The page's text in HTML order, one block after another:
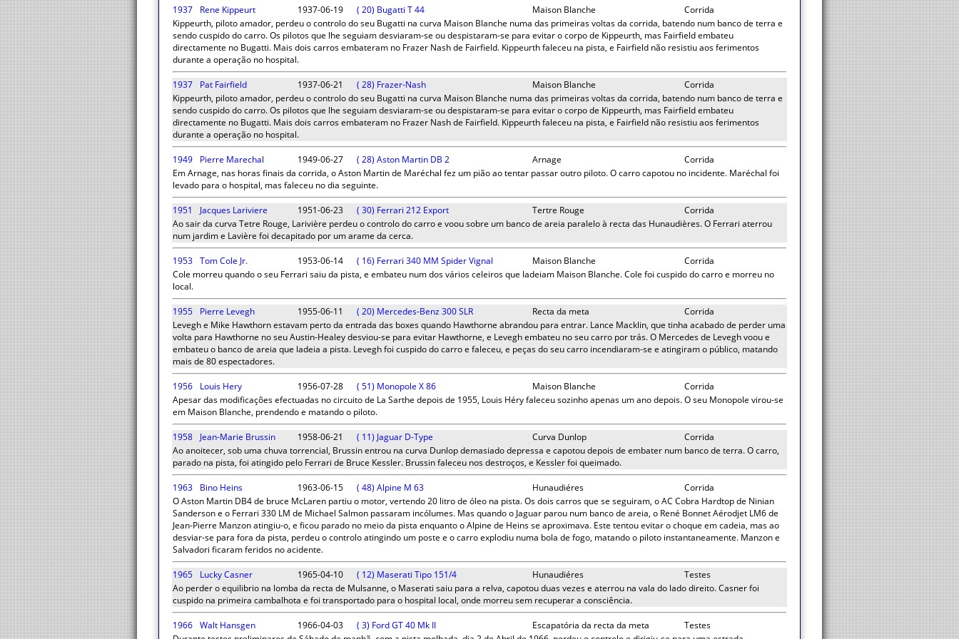
1937 Rene Kippeurt 1937-06-19 ( 20) Bugatti T 44 Maison Blanche
Corrida
Kippeurth, piloto amador, perdeu o controlo do seu Bugatti na curva Maison Blanche numa das primeiras voltas da corrida, batendo num banco de terra e
sendo cuspido do carro. Os pilotos que lhe seguiam desviaram-se ou despistaram-se para evitar o corpo de Kippeurth, mas Fairfield embateu
directamente no Bugatti. Mais dois carros embateram no Frazer Nash de Fairfield. Kippeurth faleceu na pista, e Fairfield não resistiu aos ferimentos
durante a operação no hospital.
1937 Pat Fairfield 1937-06-21 ( 28) Frazer-Nash Maison Blanche
Corrida
Kippeurth, piloto amador, perdeu o controlo do seu Bugatti na curva Maison Blanche numa das primeiras voltas da corrida, batendo num banco de terra e
sendo cuspido do carro. Os pilotos que lhe seguiam desviaram-se ou despistaram-se para evitar o corpo de Kippeurth, mas Fairfield embateu
directamente no Bugatti. Mais dois carros embateram no Frazer Nash de Fairfield. Kippeurth faleceu na pista, e Fairfield não resistiu aos ferimentos
durante a operação no hospital.
1949 Pierre Marechal 1949-06-27 ( 28) Aston Martin DB 2 Arnage
Corrida
Em Arnage, nas horas finais da corrida, o Aston Martin de Maréchal fez um pião ao tentar passar outro piloto. O carro capotou no incidente. Maréchal foi
levado para o hospital, mas faleceu no dia seguinte.
1951 Jacques Lariviere 1951-06-23 ( 30) Ferrari 212 Export Tertre Rouge
Corrida
Ao sair da curva Tetre Rouge, Larivière perdeu o controlo do carro e voou sobre um banco de areia paralelo à recta das Hunaudières. O Ferrari aterrou
num jardim e Lavière foi decapitado por um arame da cerca.
1953 Tom Cole Jr. 1953-06-14 ( 16) Ferrari 340 MM Spider Vignal Maison Blanche
Corrida
Cole morreu quando o seu Ferrari saiu da pista, e embateu num dos vários celeiros que ladeiam Maison Blanche. Cole foi cuspido do carro e morreu no
local.
1955 Pierre Levegh 1955-06-11 ( 20) Mercedes-Benz 300 SLR Recta da meta
Corrida
Levegh e Mike Hawthorn estavam perto da entrada das boxes quando Hawthorne abrandou para entrar. Lance Macklin, que tinha acabado de perder uma
volta para Hawthorne no seu Austin-Healey desviou-se para evitar Hawthorne, e Levegh embateu no seu carro por trás. O Mercedes de Levegh voou e
embateu o banco de areia que ladeia a pista. Levegh foi cuspido do carro e faleceu, e peças do seu carro incendiaram-se e atingiram o público, matando
mais de 80 espectadores.
1956 Louis Hery 1956-07-28 ( 51) Monopole X 86 Maison Blanche
Corrida
Apesar das modificações efectuadas no circuito de La Sarthe depois de 1955, Louis Héry faleceu sozinho apenas um ano depois. O seu Monopole virou-se
em Maison Blanche, prendendo e matando o piloto.
1958 Jean-Marie Brussin 1958-06-21 ( 11) Jaguar D-Type Curva Dunlop
Corrida
Ao anoitecer, sob uma chuva torrencial, Brussin entrou na curva Dunlop demasiado depressa e capotou depois de embater num banco de terra. O carro,
parado na pista, foi atingido pelo Ferrari de Bruce Kessler. Brussin faleceu nos destroços, e Kessler foi queimado.
1963 Bino Heins 1963-06-15 ( 48) Alpine M 63 Hunaudiéres
Corrida
O Aston Martin DB4 de bruce McLaren partiu o motor, vertendo 20 litro de óleo na pista. Os dois carros que se seguiram, o AC Cobra Hardtop de Ninian
Sanderson e o Ferrari 330 LM de Michael Salmon passaram incólumes. Mas quando o Jaguar parou num banco de areia, o René Bonnet Aérodjet LM6 de
Jean-Pierre Manzon atingiu-o, e ficou parado no meio da pista enquanto o Alpine de Heins se aproximava. Este tentou evitar o choque em cadeia, mas ao
desviar-se para fora da pista, perdeu o controlo atingindo um poste e o carro explodiu numa bola de fogo, matando o piloto instantaneamente. Manzon e
Salvadori ficaram feridos no acidente.
1965 Lucky Casner 1965-04-10 ( 12) Maserati Tipo 151/4 Hunaudiéres
Testes
Ao perder o equilibrio na lomba da recta de Mulsanne, o Maserati saiu para a relva, capotou duas vezes e aterrou na vala do lado direito. Casner foi
cuspido na primeira cambalhota e foi transportado para o hospital local, onde morreu sem recuperar a consciência.
1966 Walt Hansgen 1966-04-03 ( 3) Ford GT 40 Mk II Escapatória da recta da meta
Testes